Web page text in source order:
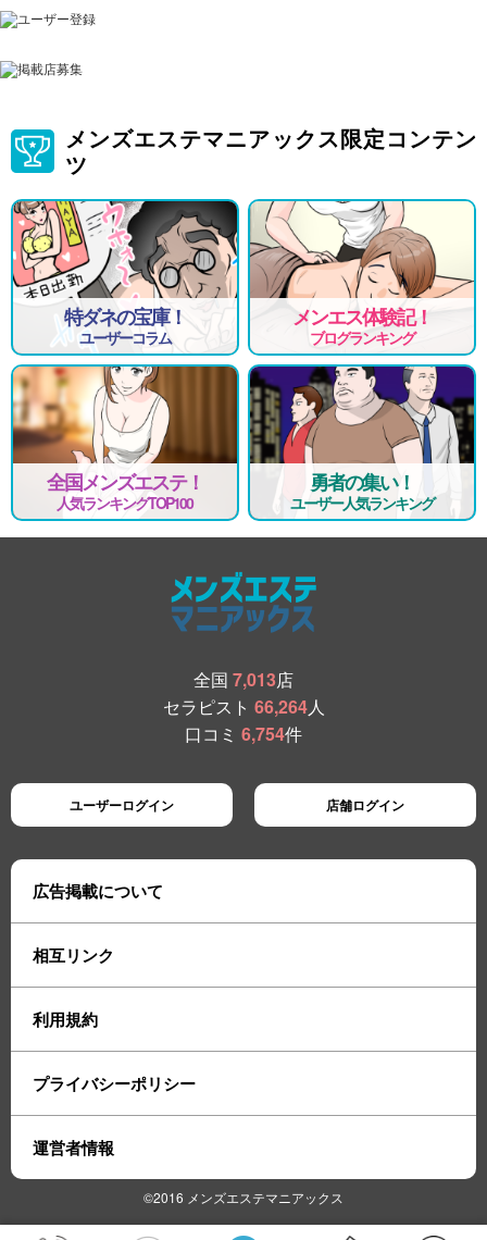
メンズエステマニアックス限定コンテン
ツ
特ダネの宝庫！
ユーザーコラム
メンエス体験記！
ブログランキング
全国メンズエステ！
人気ランキングTOP100
勇者の集い！
ユーザー人気ランキング
全国 7,013店
セラピスト 66,264人
口コミ 6,754件
ユーザーログイン 店舗ログイン
広告掲載について
相互リンク
利用規約
プライバシーポリシー
運営者情報
©2016 メンズエステマニアックス